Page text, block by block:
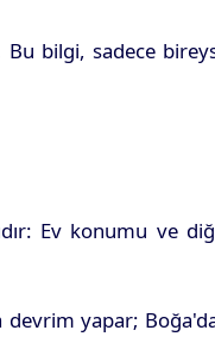
Bu bilgi, sadece
Ev konumu ve
devrim yapar;